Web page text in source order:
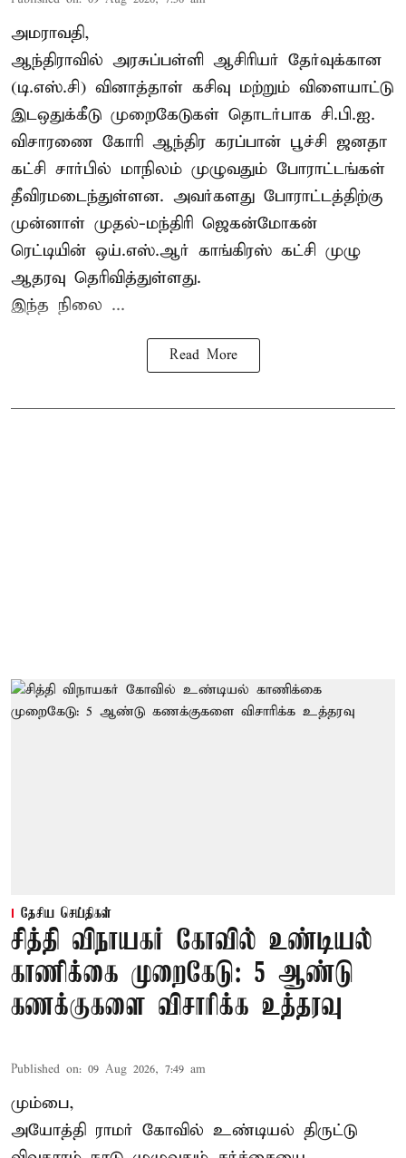
அமராவதி,
ஆந்திராவில் அரசுப்பள்ளி ஆசிரியர் தேர்வுக்கான
(டி.எஸ்.சி) வினாத்தாள் கசிவு மற்றும் விளையாட்டு
இடஒதுக்கீடு முறைகேடுகள் தொடர்பாக சி.பி.ஐ.
விசாரணை கோரி ஆந்திர கரப்பான் பூச்சி ஜனதா
கட்சி சார்பில் மாநிலம் முழுவதும் போராட்டங்கள்
தீவிரமடைந்துள்ளன. அவர்களது போராட்டத்திற்கு
முன்னாள் முதல்-மந்திரி ஜெகன்மோகன்
ரெட்டியின் ஒய்.எஸ்.ஆர் காங்கிரஸ் கட்சி முழு
ஆதரவு தெரிவித்துள்ளது.
இந்த நிலை ...
Read More
தேசிய செய்திகள்
சித்தி விநாயகர் கோவில் உண்டியல்
காணிக்கை முறைகேடு: 5 ஆண்டு
கணக்குகளை விசாரிக்க உத்தரவு
Published on: 09 Aug 2026, 7:49 am
மும்பை,
அயோத்தி ராமர் கோவில் உண்டியல் திருட்டு